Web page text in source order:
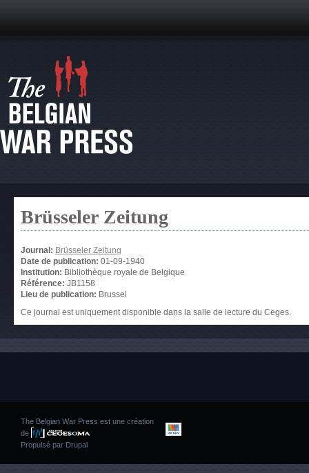
Brüsseler Zeitung
Journal: Brüsseler Zeitung
Date de publication: 01-09-1940
Institution: Bibliothèque royale de Belgique
Référence: JB1158
Lieu de publication: Brussel
Ce journal est uniquement disponible dans la salle de lecture du Ceges.
The Belgian War Press est une création
de
Propulsé par Drupal